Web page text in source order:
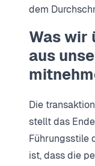
dem
Was wir
aus
Die
stellt das
Führungsstile
ist, dass die